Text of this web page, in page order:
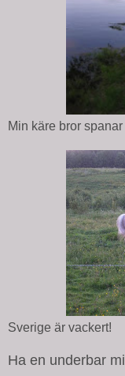
Min käre bror
Sverige är vackert!
Ha en underbar